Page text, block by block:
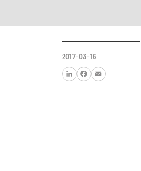
2017-03-16
FacebookEmail